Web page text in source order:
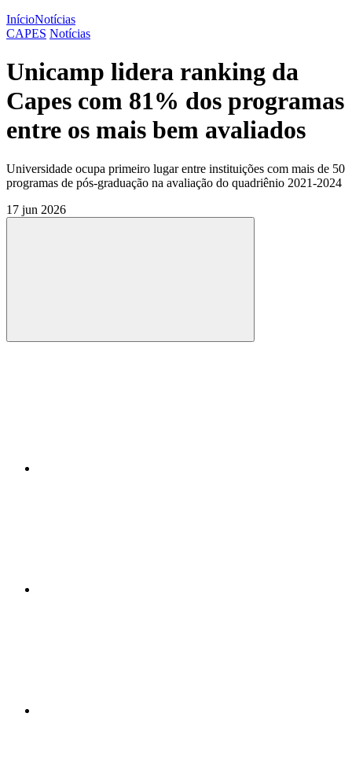
InícioNotícias
CAPES Notícias
Unicamp lidera ranking da
Capes com 81% dos programas
entre os mais bem avaliados
Universidade ocupa primeiro lugar entre instituições com mais de 50
programas de pós-graduação na avaliação do quadriênio 2021-2024
17 jun 2026
Compartilhar